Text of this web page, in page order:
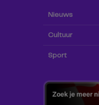
Nieuws
Cultuur
Sport